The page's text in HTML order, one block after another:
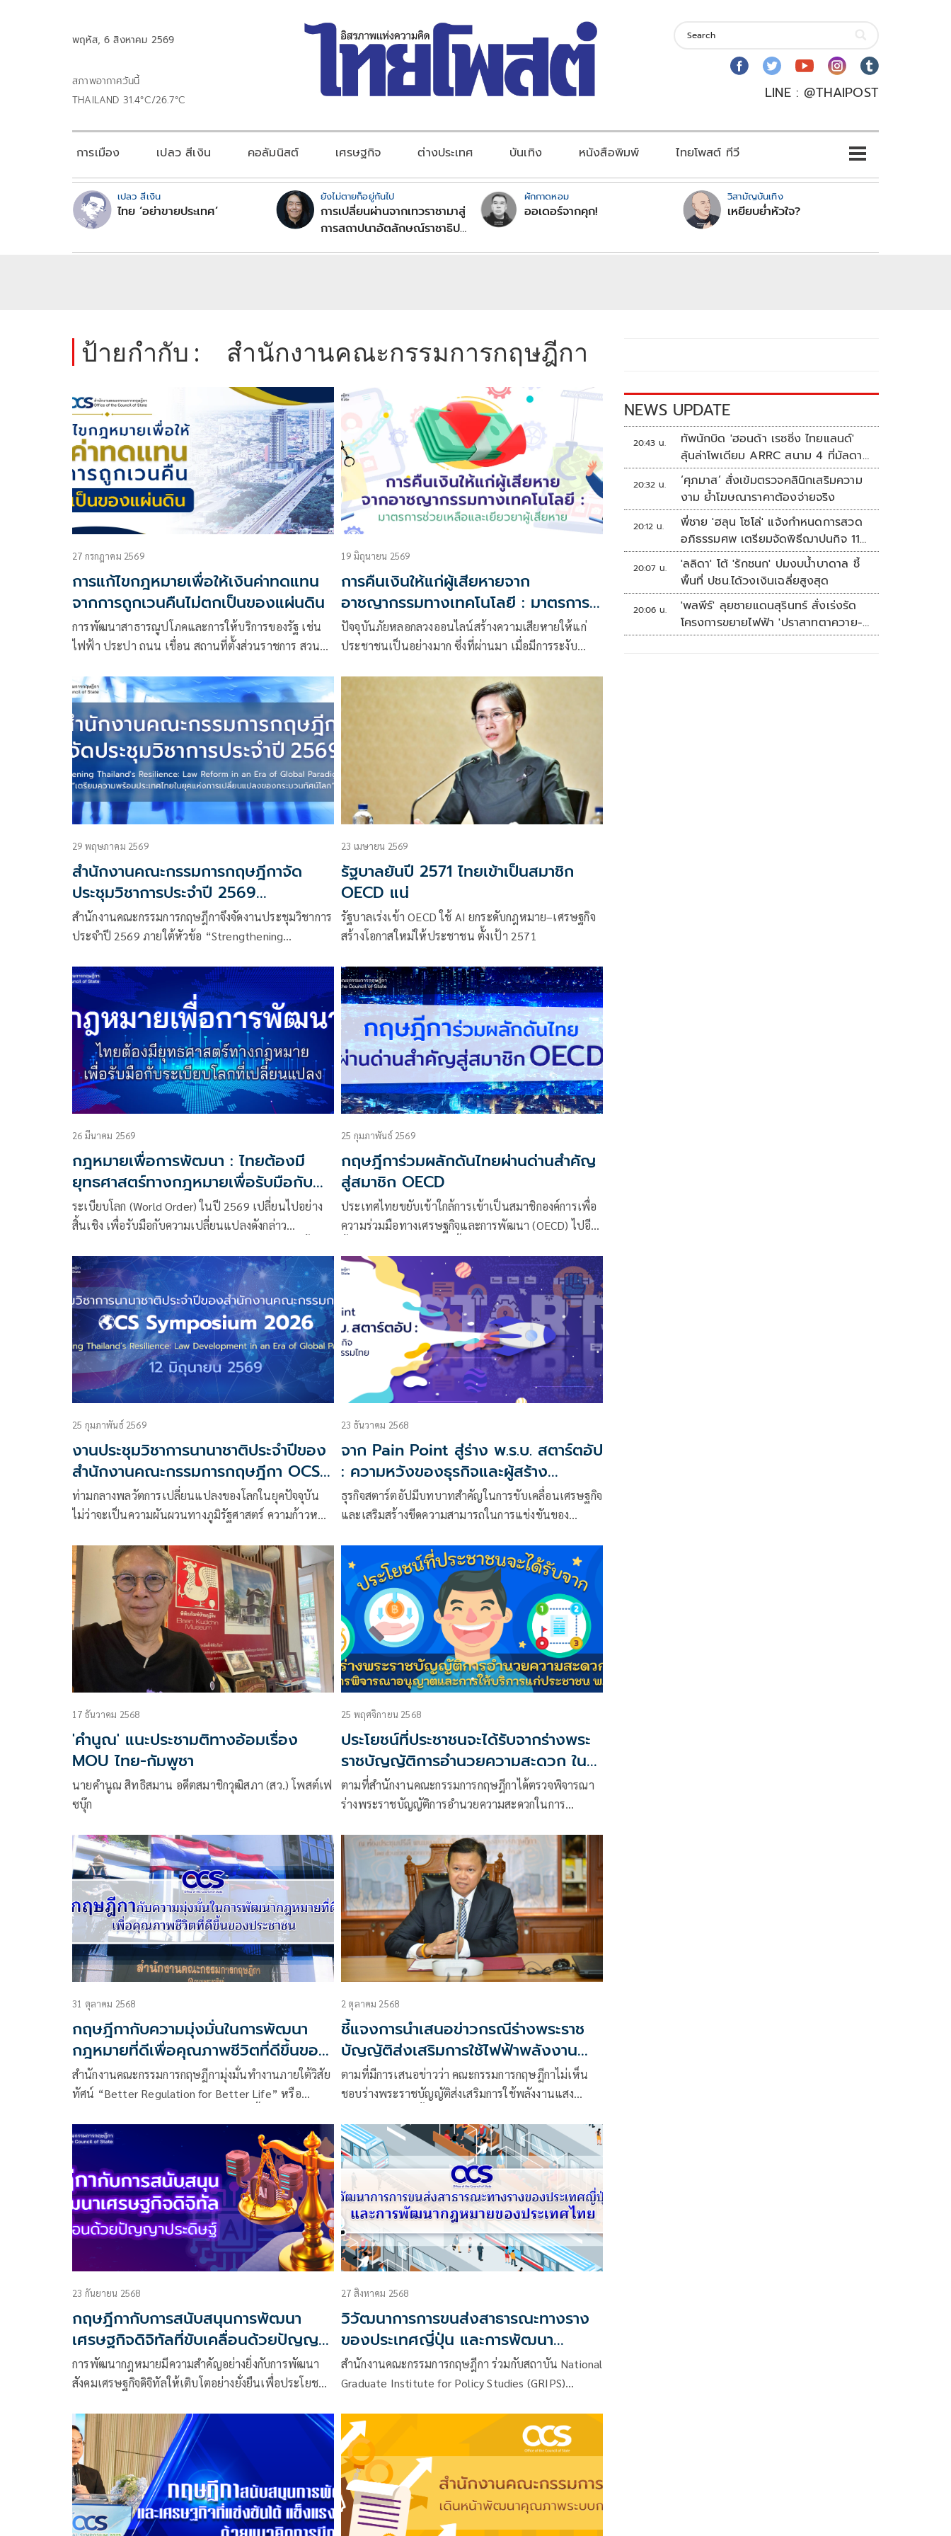
พฤหัส, 6 สิงหาคม 2569
สภาพอากาศวันนี้
THAILAND 31.4°C/26.7°C
LINE : @THAIPOST
การเมือง เปลว สีเงิน คอลัมนิสต์ เศรษฐกิจ ต่างประเทศ บันเทิง หนังสือพิมพ์ ไทยโพสต์ ทีวี
เปลว สีเงิน
ไทย ‘อย่าขายประเทศ’
ยังไม่ตายก็อยู่กันไป
การเปลี่ยนผ่านจากเทวราชามาสู่
การสถาปนาอัตลักษณ์ราชาธิป
ผักกาดหอม
ออเดอร์จากคุก!
วิสามัญบันเทิง
เหยียบย่ำหัวใจ?
ป้ายกำกับ : สำนักงานคณะกรรมการกฤษฎีกา
27 กรกฎาคม 2569
การแก้ไขกฎหมายเพื่อให้เงินค่าทดแทน
จากการถูกเวนคืนไม่ตกเป็นของแผ่นดิน
การพัฒนาสาธารณูปโภคและการให้บริการของรัฐ เช่น
ไฟฟ้า ประปา ถนน เขื่อน สถานที่ตั้งส่วนราชการ สวน
19 มิถุนายน 2569
การคืนเงินให้แก่ผู้เสียหายจาก
อาชญากรรมทางเทคโนโลยี : มาตรการ
ช่วยเหลือและเยียวยาผู้เสียหาย
ปัจจุบันภัยหลอกลวงออนไลน์สร้างความเสียหายให้แก่
ประชาชนเป็นอย่างมาก ซึ่งที่ผ่านมา เมื่อมีการระงับ
29 พฤษภาคม 2569
สำนักงานคณะกรรมการกฤษฎีกาจัด
ประชุมวิชาการประจำปี 2569
'Strengthening Thailand's
Resilience: Law Reform in an Era
ความพร้อมประเทศไทยในยุคแห่งการ
เปลี่ยนแปลงของกระบวนทัศน์โลก'
สำนักงานคณะกรรมการกฤษฎีกาจึงจัดงานประชุมวิชาการ
ประจำปี 2569 ภายใต้หัวข้อ “Strengthening
Global Paradigm Shifts” หรือ“เตรียมความพร้อม
ประเทศไทยในยุคแห่งการเปลี่ยนแปลงของกระบวน
ทัศน์โลก” ในวันที่ 12 มิถุนายน 2569 ณ ห้องลุมพินี 1-2
โรงแรม Grande Centre Point Lumphini Bangkok
23 เมษายน 2569
รัฐบาลยันปี 2571 ไทยเข้าเป็นสมาชิก
OECD แน่
รัฐบาลเร่งเข้า OECD ใช้ AI ยกระดับกฎหมาย–เศรษฐกิจ
สร้างโอกาสใหม่ให้ประชาชน ตั้งเป้า 2571
26 มีนาคม 2569
กฎหมายเพื่อการพัฒนา : ไทยต้องมี
ยุทธศาสตร์ทางกฎหมายเพื่อรับมือกับ
ระเบียบโลกที่เปลี่ยนแปลง
ระเบียบโลก (World Order) ในปี 2569 เปลี่ยนไปอย่าง
สิ้นเชิง เพื่อรับมือกับความเปลี่ยนแปลงดังกล่าว
เพื่อลดผลกระทบที่เกิดขึ้น หรือ ทางที่สอง กำหนด
ยุทธศาสตร์เพื่อเปลี่ยนวิกฤติให้เป็นโอกาส
25 กุมภาพันธ์ 2569
กฤษฎีการ่วมผลักดันไทยผ่านด่านสำคัญ
สู่สมาชิก OECD
ประเทศไทยขยับเข้าใกล้การเข้าเป็นสมาชิกองค์การเพื่อ
ความร่วมมือทางเศรษฐกิจและการพัฒนา (OECD) ไปอีก
25 กุมภาพันธ์ 2569
งานประชุมวิชาการนานาชาติประจำปีของ
สำนักงานคณะกรรมการกฤษฎีกา OCS
Symposium 2026 'Strengthening
Thailand’s Resilience: Law
Paradigm Shift'
ท่ามกลางพลวัตการเปลี่ยนแปลงของโลกในยุคปัจจุบัน
ไม่ว่าจะเป็นความผันผวนทางภูมิรัฐศาสตร์ ความก้าวหน้า
ไป
23 ธันวาคม 2568
จาก Pain Point สู่ร่าง พ.ร.บ. สตาร์ตอัป
: ความหวังของธุรกิจและผู้สร้าง
นวัตกรรมไทย
ธุรกิจสตาร์ตอัปมีบทบาทสำคัญในการขับเคลื่อนเศรษฐกิจ
และเสริมสร้างขีดความสามารถในการแข่งขันของ
และความไม่แน่นอน
17 ธันวาคม 2568
'คำนูณ' แนะประชามติทางอ้อมเรื่อง
MOU ไทย-กัมพูชา
นายคำนูณ สิทธิสมาน อดีตสมาชิกวุฒิสภา (สว.) โพสต์เฟ
ซบุ๊ก
25 พฤศจิกายน 2568
ประโยชน์ที่ประชาชนจะได้รับจากร่างพระ
ราชบัญญัติการอำนวยความสะดวก ใน
การพิจารณาอนุญาตและการให้บริการแก่
ประชาชน พ.ศ. ....
ตามที่สำนักงานคณะกรรมการกฤษฎีกาได้ตรวจพิจารณา
ร่างพระราชบัญญัติการอำนวยความสะดวกในการ
31 ตุลาคม 2568
กฤษฎีกากับความมุ่งมั่นในการพัฒนา
กฎหมายที่ดีเพื่อคุณภาพชีวิตที่ดีขึ้นของ
ประชาชน
สำนักงานคณะกรรมการกฤษฎีกามุ่งมั่นทำงานภายใต้วิสัย
ทัศน์ “Better Regulation for Better Life” หรือ
ประชาชน โดยสนับสนุนการบริหารงานของภาครัฐ ยึดถือ
ความถูกต้องตามหลักวิชาการ และคำนึงถึงประโยชน์ของ
ประชาชนเป็นหลักเสมอมา
2 ตุลาคม 2568
ชี้แจงการนำเสนอข่าวกรณีร่างพระราช
บัญญัติส่งเสริมการใช้ไฟฟ้าพลังงาน
แสงอาทิตย์ พ.ศ. ....
ตามที่มีการเสนอข่าวว่า คณะกรรมการกฤษฎีกาไม่เห็น
ชอบร่างพระราชบัญญัติส่งเสริมการใช้พลังงานแสง
สำนักงานคณะกรรมการกฤษฎีกาขอเรียนชี้แจงว่า สำนัก
งานฯ และคณะกรรมการกฤษฎีกาเห็นด้วยในหลักการส่ง
เสริมการใช้พลังงานทดแทนทุกชนิด โดยเฉพาะพลังงาน
แสงอาทิตย์
23 กันยายน 2568
กฤษฎีกากับการสนับสนุนการพัฒนา
เศรษฐกิจดิจิทัลที่ขับเคลื่อนด้วยปัญญา
ประดิษฐ์
การพัฒนากฎหมายมีความสำคัญอย่างยิ่งกับการพัฒนา
สังคมเศรษฐกิจดิจิทัลให้เติบโตอย่างยั่งยืนเพื่อประโยชน์
27 สิงหาคม 2568
วิวัฒนาการการขนส่งสาธารณะทางราง
ของประเทศญี่ปุ่น และการพัฒนา
กฎหมายของประเทศไทย
สำนักงานคณะกรรมการกฤษฎีกา ร่วมกับสถาบัน National
Graduate Institute for Policy Studies (GRIPS)
กฎหมายภายใต้โครงการพัฒนาความร่วมมือทางวิชาการ
ด้านกฎหมายระหว่างกันมาอย่างต่อเนื่องและยาวนาน
NEWS UPDATE
20:43 น.
ทัพนักบิด 'ฮอนด้า เรซซิ่ง ไทยแลนด์'
ลุ้นล่าโพเดียม ARRC สนาม 4 ที่มัลดาลิ
กา
20:32 น.
‘ศุภมาส’ สั่งเข้มตรวจคลินิกเสริมความ
งาม ย้ำโฆษณาราคาต้องจ่ายจริง
20:12 น.
พี่ชาย 'ฮลุน โซโล่' แจ้งกำหนดการสวด
อภิธรรมศพ เตรียมจัดพิธีฌาปนกิจ 11
ส.ค.
20:07 น.
'ลลิดา' โต้ 'รักชนก' ปมงบน้ำบาดาล ชี้
พื้นที่ ปชน.ได้วงเงินเฉลี่ยสูงสุด
20:06 น.
'พลพีร์' ลุยชายแดนสุรินทร์ สั่งเร่งรัด
โครงการขยายไฟฟ้า 'ปราสาทตาควาย-
เนิน 350'